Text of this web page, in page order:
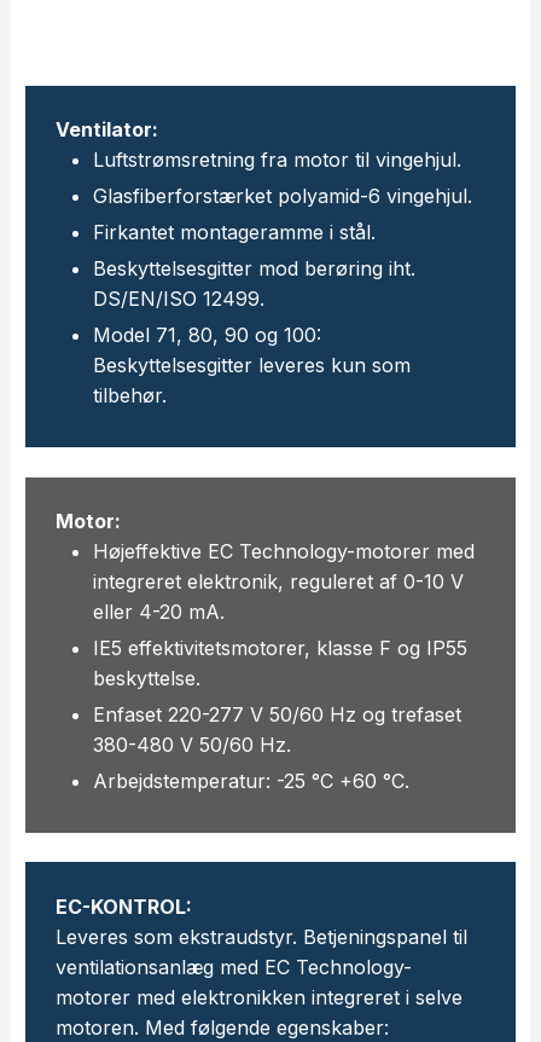
Ventilator:
Luftstrømsretning fra motor til vingehjul.
Glasfiberforstærket polyamid-6 vingehjul.
Firkantet montageramme i stål.
Beskyttelsesgitter mod berøring iht.
DS/EN/ISO 12499.
Model 71, 80, 90 og 100:
Beskyttelsesgitter leveres kun som
tilbehør.
Motor:
Højeffektive EC Technology-motorer med
integreret elektronik, reguleret af 0-10 V
eller 4-20 mA.
IE5 effektivitetsmotorer, klasse F og IP55
beskyttelse.
Enfaset 220-277 V 50/60 Hz og trefaset
380-480 V 50/60 Hz.
Arbejdstemperatur: -25 °C +60 °C.
EC-KONTROL:
Leveres som ekstraudstyr. Betjeningspanel til
ventilationsanlæg med EC Technology-
motorer med elektronikken integreret i selve
motoren. Med følgende egenskaber: